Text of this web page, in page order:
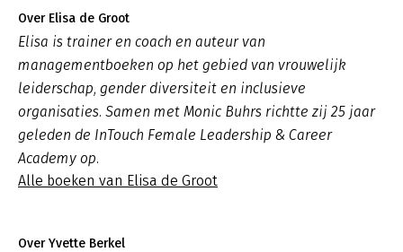
Over Elisa de Groot
Elisa is trainer en coach en auteur van
managementboeken op het gebied van vrouwelijk
leiderschap, gender diversiteit en inclusieve
organisaties. Samen met Monic Buhrs richtte zij 25 jaar
geleden de InTouch Female Leadership & Career
Academy op.
Alle boeken van Elisa de Groot
Over Yvette Berkel